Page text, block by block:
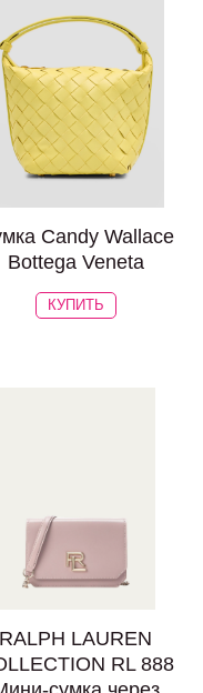
Candy Wallace
Bottega Veneta
КУПИТЬ
RALPH LAUREN
RL 888